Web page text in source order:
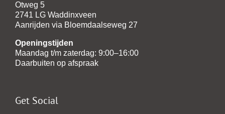
Otweg 5
2741 LG Waddinxveen
Aanrijden via Bloemdaalseweg 27
Openingstijden
Maandag t/m zaterdag: 9:00–16:00
Daarbuiten op afspraak
Get Social